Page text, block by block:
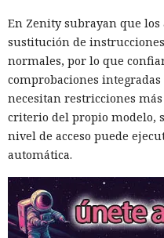
En Zenity subrayan que los
sustitución de
normales, por lo que
comprobaciones
necesitan restricciones
criterio del propio modelo,
nivel de acceso puede
automática.